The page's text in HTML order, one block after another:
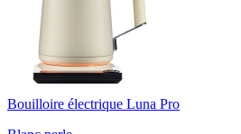
Bouilloire électrique Luna Pro